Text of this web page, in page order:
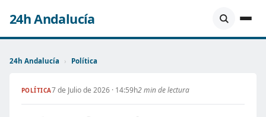
24h Andalucía
24h Andalucía › Política
POLÍTICA7 de Julio de 2026 · 14:59h2 min de lectura